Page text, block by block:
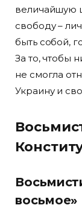
величайшую
свободу –
быть собой,
За то, чтобы
не смогла
Украину и
восьмое»